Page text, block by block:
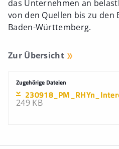
das Unternehmen an
von den Quellen bis zu
Baden-Württemberg.
Zur Übersicht
Zugehörige Dateien
249 KB